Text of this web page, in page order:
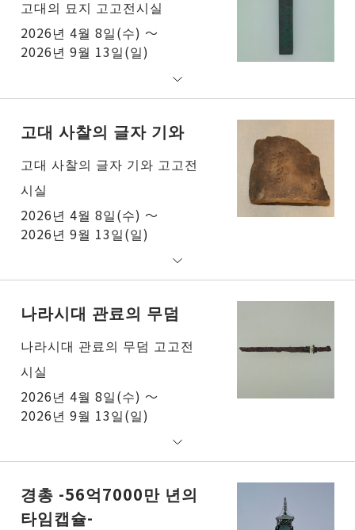
고대의 묘지 고고전시실
2026년 4월 8일(수) ～
2026년 9월 13일(일)
고대 사찰의 글자 기와
고대 사찰의 글자 기와 고고전
시실
2026년 4월 8일(수) ～
2026년 9월 13일(일)
나라시대 관료의 무덤
나라시대 관료의 무덤 고고전
시실
2026년 4월 8일(수) ～
2026년 9월 13일(일)
경총 -56억7000만 년의
타임캡슐-